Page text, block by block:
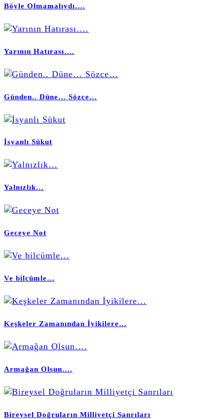
Böyle Olmamalıydı….
Yarının Hatırası….
Günden.. Düne… Sözce…
İsyanlı Sükut
Yalnızlık…
Geceye Not
Ve bilcümle…
Keşkeler Zamanından İyikilere…
Armağan Olsun….
Bireysel Doğruların Milliyetçi Sanrıları